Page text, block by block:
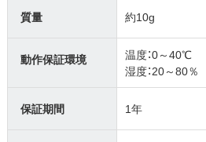
質量 約10g
動作保証環境
温度：0～40℃
湿度：20～80％
保証期間 1年